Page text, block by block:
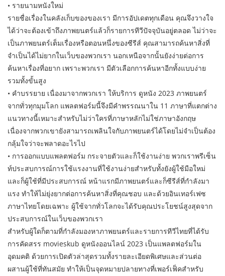
• รายนามหนังใหม่
รายชื่อเรื่องในคลังเก็บของของเรา มีการอัปเดตทุกเดือน คุณจึงวางใจ
ได้ว่าจะต้องเข้าถึงภาพยนตร์แล้วก็รายการทีวีปัจจุบันอยู่ตลอด ไม่ว่าจะ
เป็นภาพยนตร์เต็มเรื่องหรือตอนหนึ่งของซีรีส์ คุณสามารถค้นหาสิ่งที่
จำเป็นได้ไม่ยากในเว็บของพวกเรา นอกเหนือจากนั้นยังง่ายต่อการ
ค้นหาเรื่องที่อยาก เพราะพวกเรา มีตัวเลือกการค้นหาอีกทั้งแบบง่าย
รวมทั้งขั้นสูง
• คำบรรยาย เนื่องมาจากพวกเรา ให้บริการ ดูหนัง 2023 ภาพยนตร์
จากทั่วทุกมุมโลก แพลตฟอร์มนี้จึงมีคำพรรณนาใน 11 ภาษาที่แตกต่าง
แนวทางนี้เหมาะสำหรับไม่ว่าใครที่ภาษาหลักไม่ใช่ภาษาอังกฤษ
เนื่องจากพวกเขายังสามารถเพลินใจกับภาพยนตร์ได้โดยไม่จำเป็นต้อง
กลุ้มใจว่าจะพลาดอะไรไป
• การออกแบบแพลตฟอร์ม กระจายตัวและก็ใช้งานง่าย พวกเราพรีเซ็น
ท์ประสบการณ์การใช้แรงงานที่ใช้งานง่ายสำหรับทั้งยังผู้ใช้มือใหม่
และก็ผู้ใช้ที่มีประสบการณ์ หน้าแรกมีภาพยนตร์และก็ซีรีส์ที่กำลังมา
แรง ทำให้ไม่ยุ่งยากต่อการค้นหาสิ่งที่คุณชอบ และด้วยอินเทอร์เฟซ
ภาษาไทยโดยเฉพาะ ผู้ใช้จากทั่วโลกจะได้รับคุณประโยชน์สูงสุดจาก
ประสบการณ์ในเว็บของพวกเรา
สำหรับผู้ใดก็ตามที่กำลังมองหาภาพยนตร์และรายการทีวีไทยที่ได้รับ
การคัดสรร movieskub ดูหนังออนไลน์ 2023 เป็นแพลตฟอร์มใน
อุดมคติ ด้วยการเปิดตัวล่าสุดรวมทั้งรายละเอียดพิเศษและส่วนต่อ
ผสานผู้ใช้ที่ทันสมัย ทำให้เป็นจุดหมายปลายทางที่เพอร์เฟ็คสำหรับ